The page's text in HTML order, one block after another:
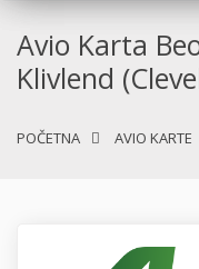
Avio Karta
Klivlend
POČETNA AVIO KARTE